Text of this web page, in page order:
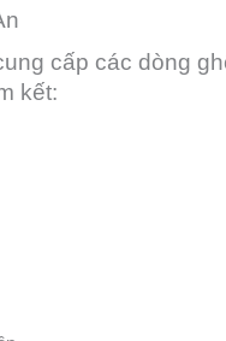
cấp các dòng
kết: